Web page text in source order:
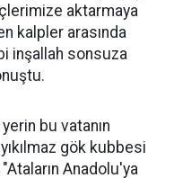
aktarmaya
kalpler arasında
inşallah sonsuza
bu vatanın
gök kubbesi
Anadolu'ya